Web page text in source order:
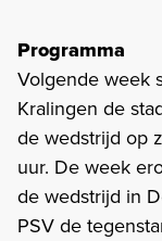
Programma
Volgende week
Kralingen de
de wedstrijd op
uur. De week
de wedstrijd in
PSV de